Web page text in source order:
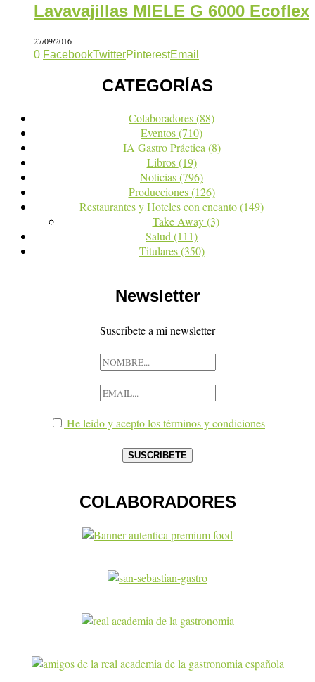
Lavavajillas MIELE G 6000 Ecoflex
27/09/2016
0 FacebookTwitterPinterestEmail
CATEGORÍAS
Colaboradores(88)
Eventos(710)
IA Gastro Práctica(8)
Libros(19)
Noticias(796)
Producciones(126)
Restaurantes y Hoteles con encanto(149)
Take Away(3)
Salud(111)
Titulares(350)
Newsletter
Suscribete a mi newsletter
He leído y acepto los términos y condiciones
COLABORADORES